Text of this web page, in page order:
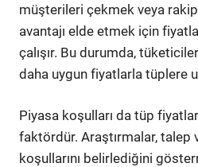
müşterileri çekmek veya
avantajı elde etmek için
çalışır. Bu durumda,
daha uygun fiyatlarla tüplere
Piyasa koşulları da tüp
faktördür. Araştırmalar, talep
koşullarını belirlediğini